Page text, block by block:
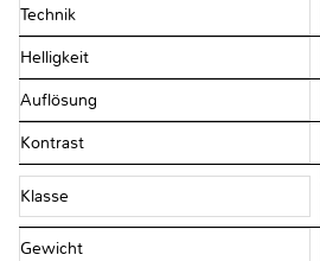
Technik
Helligkeit
Auflösung
Kontrast
Klasse
Gewicht